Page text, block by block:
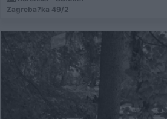
Zagreba?ka 49/2